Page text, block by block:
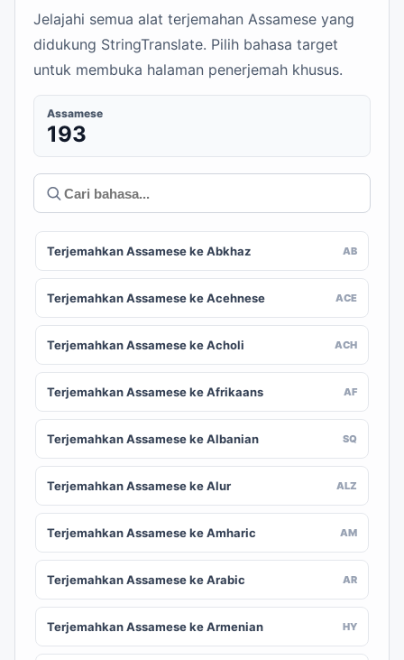
Jelajahi semua alat terjemahan Assamese yang
didukung StringTranslate. Pilih bahasa target
untuk membuka halaman penerjemah khusus.
Assamese
193
Terjemahkan Assamese ke Abkhaz AB
Terjemahkan Assamese ke Acehnese ACE
Terjemahkan Assamese ke Acholi ACH
Terjemahkan Assamese ke Afrikaans AF
Terjemahkan Assamese ke Albanian SQ
Terjemahkan Assamese ke Alur ALZ
Terjemahkan Assamese ke Amharic AM
Terjemahkan Assamese ke Arabic AR
Terjemahkan Assamese ke Armenian HY